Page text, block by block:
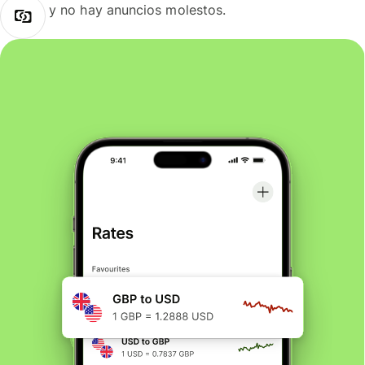
y no hay anuncios molestos.